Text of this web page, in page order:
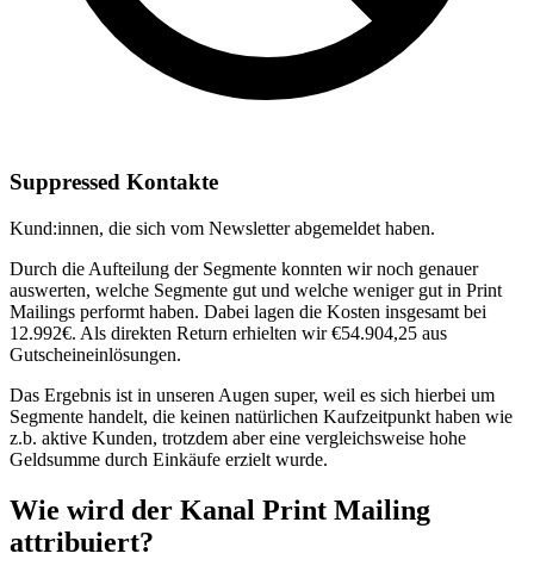
Suppressed Kontakte
Kund:innen, die sich vom Newsletter abgemeldet haben.
Durch die Aufteilung der Segmente konnten wir noch genauer
auswerten, welche Segmente gut und welche weniger gut in Print
Mailings performt haben. Dabei lagen die Kosten insgesamt bei
12.992€. Als direkten Return erhielten wir €54.904,25 aus
Gutscheineinlösungen.
Das Ergebnis ist in unseren Augen super, weil es sich hierbei um
Segmente handelt, die keinen natürlichen Kaufzeitpunkt haben wie
z.b. aktive Kunden, trotzdem aber eine vergleichsweise hohe
Geldsumme durch Einkäufe erzielt wurde.
Wie wird der Kanal Print Mailing
attribuiert?